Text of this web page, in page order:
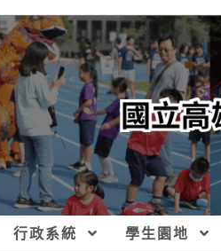
行政系統 學生園地